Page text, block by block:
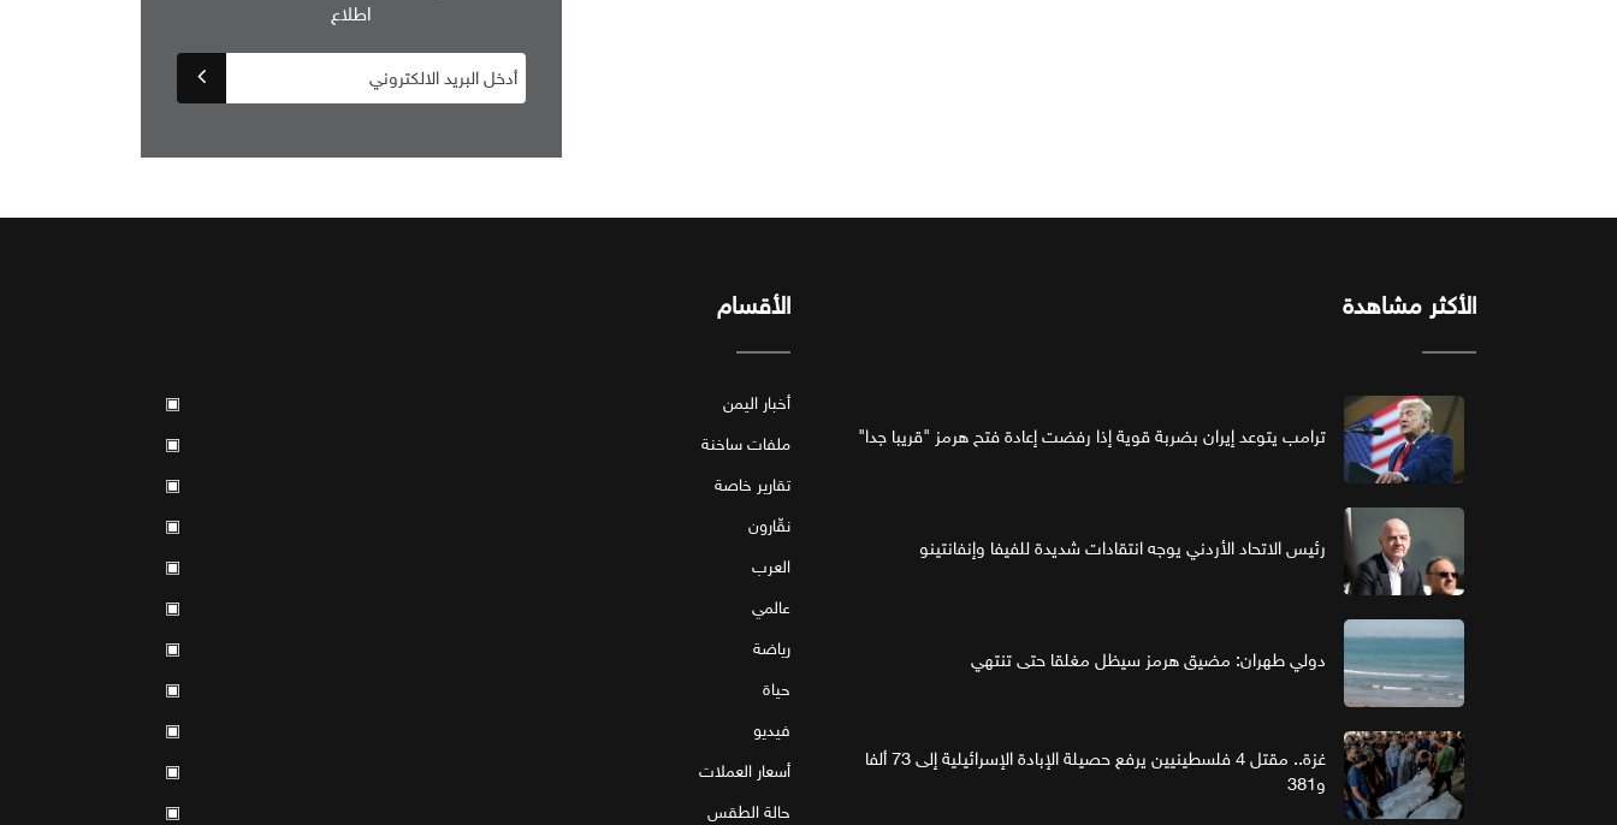
اطلاع
الأكثر مشاهدة
ترامب يتوعد إيران بضربة قوية إذا رفضت إعادة فتح هرمز "قريبا جدا"
رئيس الاتحاد الأردني يوجه انتقادات شديدة للفيفا وإنفانتينو
دولي طهران: مضيق هرمز سيظل مغلقا حتى تنتهي
غزة.. مقتل 4 فلسطينيين يرفع حصيلة الإبادة الإسرائيلية إلى 73 ألفا
و381
الأقسام
أخبار اليمن
▣
ملفات ساخنة
▣
تقارير خاصة
▣
نقّارون
▣
العرب
▣
عالمي
▣
رياضة
▣
حياة
▣
فيديو
▣
أسعار العملات
▣
حالة الطقس
▣